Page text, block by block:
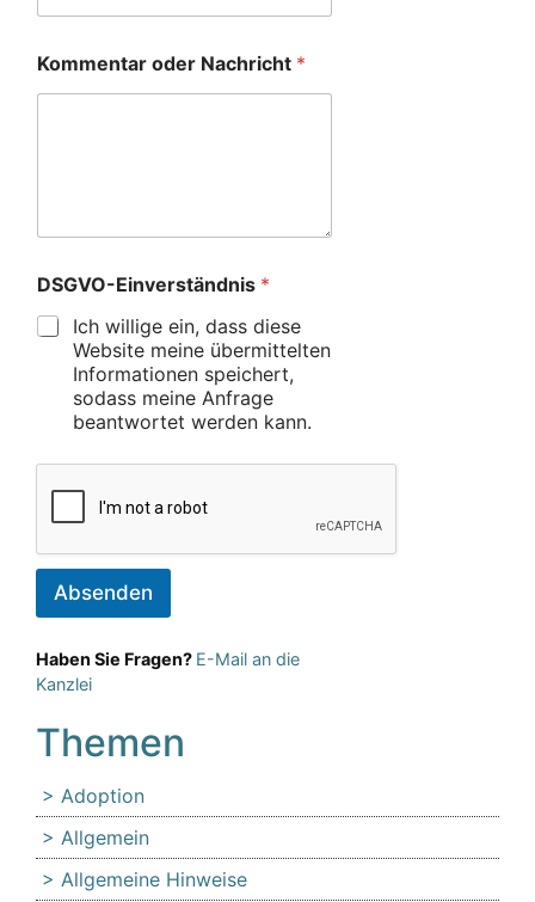
Kommentar oder Nachricht *
DSGVO-Einverständnis *
Ich willige ein, dass diese
Website meine übermittelten
Informationen speichert,
sodass meine Anfrage
beantwortet werden kann.
Absenden
Haben Sie Fragen? E-Mail an die
Kanzlei
Themen
Adoption
Allgemein
Allgemeine Hinweise